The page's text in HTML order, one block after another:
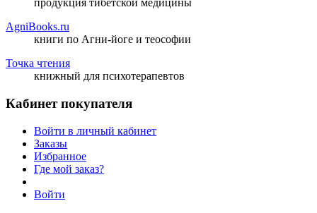
продукция тибетской медицины
AgniBooks.ru
книги по Агни-йоге и теософии
Точка чтения
книжный для психотерапевтов
Кабинет покупателя
Войти в личный кабинет
Заказы
Избранное
Где мой заказ?
Войти